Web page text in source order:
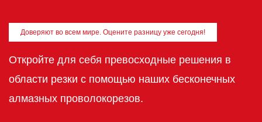
Доверяют во всем мире. Оцените разницу уже сегодня!
Откройте для себя превосходные решения в
области резки с помощью наших бесконечных
алмазных проволокорезов.